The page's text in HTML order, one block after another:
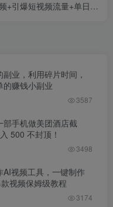
+引爆短视频流量+单日变
业，利用碎片时间，
的赚钱小副业
3587
手机做美团酒店截
500 不封顶！
3498
视频工具，一键制作
视频保姆级教程
3174